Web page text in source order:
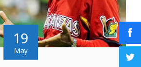
19
May